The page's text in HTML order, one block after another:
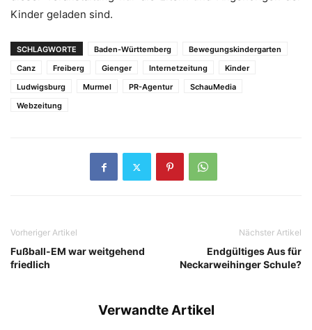
Kinder geladen sind.
SCHLAGWORTE Baden-Württemberg
Bewegungskindergarten
Canz
Freiberg Gienger Internetzeitung
Kinder
Ludwigsburg
Murmel PR-Agentur
SchauMedia
Webzeitung
Vorheriger Artikel
Fußball-EM war weitgehend
friedlich
Nächster Artikel
Endgültiges Aus für
Neckarweihinger Schule?
Verwandte Artikel